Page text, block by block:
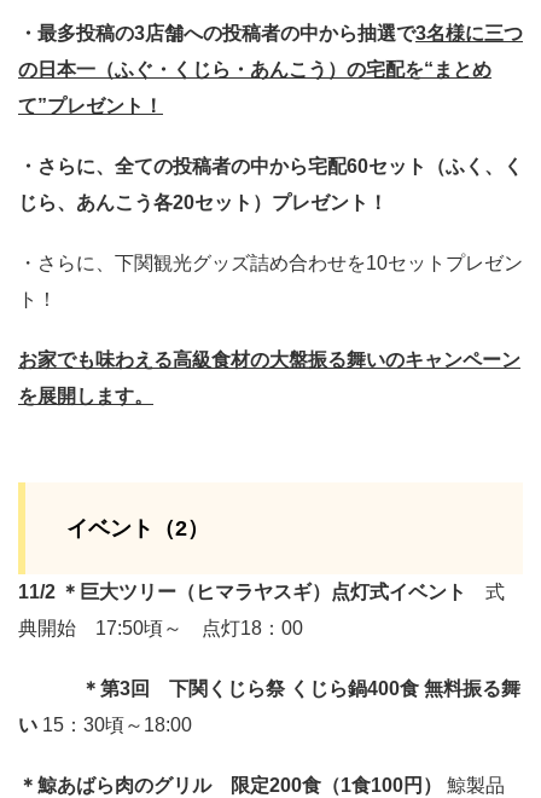
・最多投稿の3店舗への投稿者の中から抽選で3名様に三つ
の日本一（ふぐ・くじら・あんこう）の宅配を“まとめ
て”プレゼント！
・さらに、全ての投稿者の中から宅配60セット（ふく、く
じら、あんこう各20セット）プレゼント！
・さらに、下関観光グッズ詰め合わせを10セットプレゼン
ト！
お家でも味わえる高級食材の大盤振る舞いのキャンペーン
を展開します。
イベント（2）
11/2 ＊巨大ツリー（ヒマラヤスギ）点灯式イベント 式
典開始 17:50頃～ 点灯18：00
＊第3回 下関くじら祭 くじら鍋400食 無料振る舞
い 15：30頃～18:00
＊鯨あばら肉のグリル 限定200食（1食100円） 鯨製品